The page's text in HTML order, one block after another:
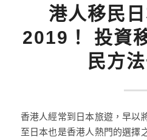
港人移民
2019！ 投資
民方
香港人經常到日本旅遊，早以
至日本也是香港人熱門的選擇